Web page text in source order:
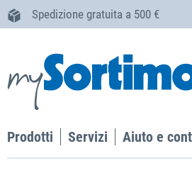
Spedizione gratuita a 500 €
Prodotti Servizi Aiuto e